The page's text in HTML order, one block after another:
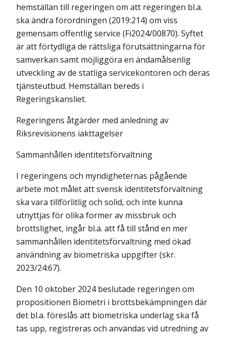
hemställan till regeringen om att regeringen bl.a.
ska ändra förordningen (2019:214) om viss
gemensam offentlig service (Fi2024/00870). Syftet
är att förtydliga de rättsliga förutsättningarna för
samverkan samt möjliggöra en ändamålsenlig
utveckling av de statliga servicekontoren och deras
tjänsteutbud. Hemställan bereds i
Regeringskansliet.
Regeringens åtgärder med anledning av
Riksrevisionens iakttagelser
Sammanhållen identitetsförvaltning
I regeringens och myndigheternas pågående
arbete mot målet att svensk identitetsförvaltning
ska vara tillförlitlig och solid, och inte kunna
utnyttjas för olika former av missbruk och
brottslighet, ingår bl.a. att få till stånd en mer
sammanhållen identitetsförvaltning med ökad
användning av biometriska uppgifter (skr.
2023/24:67).
Den 10 oktober 2024 beslutade regeringen om
propositionen Biometri i brottsbekämpningen där
det bl.a. föreslås att biometriska underlag ska få
tas upp, registreras och användas vid utredning av